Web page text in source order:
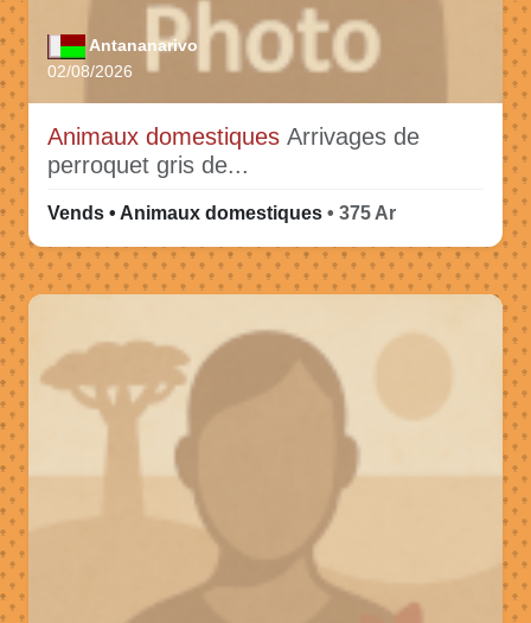
Antananarivo
02/08/2026
Animaux domestiques Arrivages de
perroquet gris de...
Vends • Animaux domestiques • 375 Ar